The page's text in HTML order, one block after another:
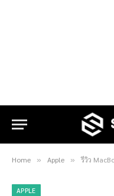
Home » Apple » รีวิว MacBook
APPLE